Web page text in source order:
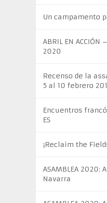
Un campamento
ABRIL EN
2020
Recenso de la
5 al 10 febrero
Encuentros
ES
¡Reclaim the
ASAMBLEA 2020:
Navarra